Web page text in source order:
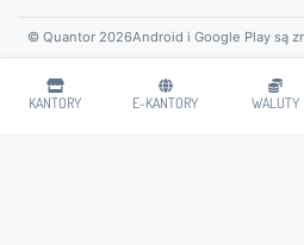
KANTORY E-KANTORY WALUTY
© Quantor 2026Android i Google Play są